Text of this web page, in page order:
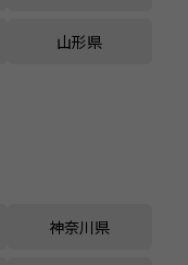
山形県
神奈川県